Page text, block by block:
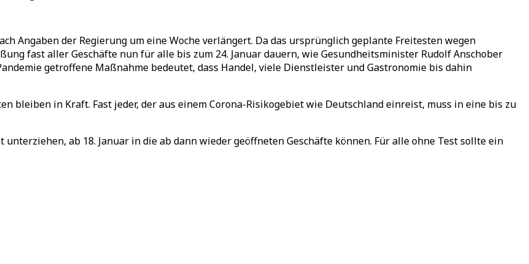
Angaben der Regierung um eine Woche verlängert. Da das ursprünglich geplante Freitesten wegen
fast aller Geschäfte nun für alle bis zum 24. Januar dauern, wie Gesundheitsminister Rudolf Anschober
getroffene Maßnahme bedeutet, dass Handel, viele Dienstleister und Gastronomie bis dahin
bleiben in Kraft. Fast jeder, der aus einem Corona-Risikogebiet wie Deutschland einreist, muss in eine bis zu
ab 18. Januar in die ab dann wieder geöffneten Geschäfte können. Für alle ohne Test sollte ein